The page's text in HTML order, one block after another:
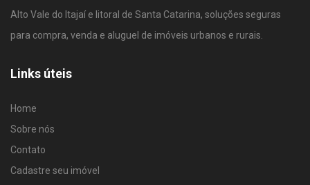
Alto Vale do Itajaí e litoral de Santa Catarina, soluções seguras
para compra, venda e aluguel de imóveis urbanos e rurais.
Links úteis
Home
Sobre nós
Contato
Cadastre seu imóvel